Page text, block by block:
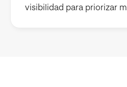
visibilidad para priorizar